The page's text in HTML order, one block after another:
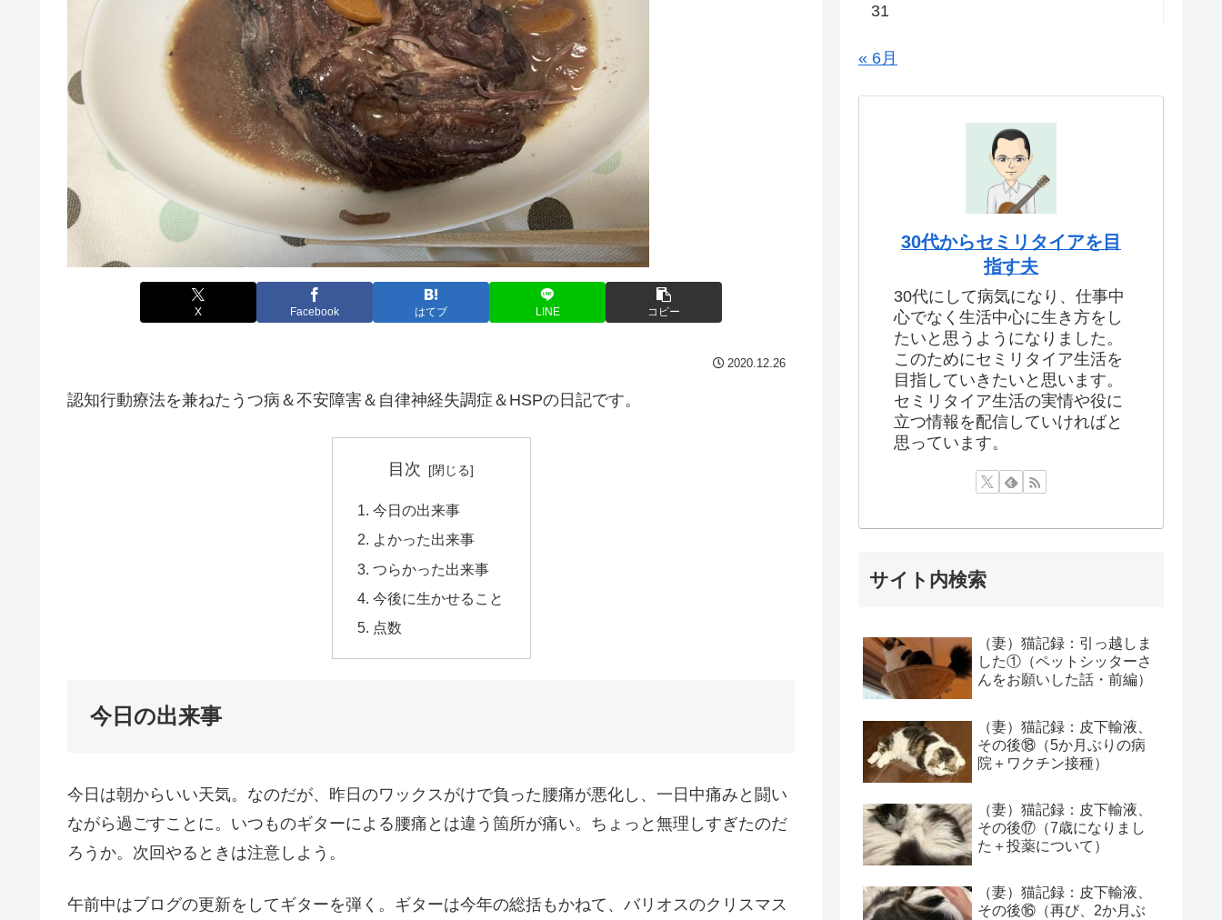
X Facebook はてブ LINE コピー
2020.12.26
認知行動療法を兼ねたうつ病＆不安障害＆自律神経失調症＆HSPの日記です。
目次
今日の出来事
よかった出来事
つらかった出来事
今後に生かせること
点数
今日の出来事
今日は朝からいい天気。なのだが、昨日のワックスがけで負った腰痛が悪化し、一日中痛みと闘い
ながら過ごすことに。いつものギターによる腰痛とは違う箇所が痛い。ちょっと無理しすぎたのだ
ろうか。次回やるときは注意しよう。
午前中はブログの更新をしてギターを弾く。ギターは今年の総括もかねて、バリオスのクリスマス
31
« 6月
30代からセミリタイアを目
指す夫
30代にして病気になり、仕事中
心でなく生活中心に生き方をし
たいと思うようになりました。
このためにセミリタイア生活を
目指していきたいと思います。
セミリタイア生活の実情や役に
立つ情報を配信していければと
思っています。
サイト内検索
（妻）猫記録：引っ越しま
した①（ペットシッターさ
んをお願いした話・前編）
（妻）猫記録：皮下輸液、
その後⑱（5か月ぶりの病
院＋ワクチン接種）
（妻）猫記録：皮下輸液、
その後⑰（7歳になりまし
た＋投薬について）
（妻）猫記録：皮下輸液、
その後⑯（再び、2か月ぶ